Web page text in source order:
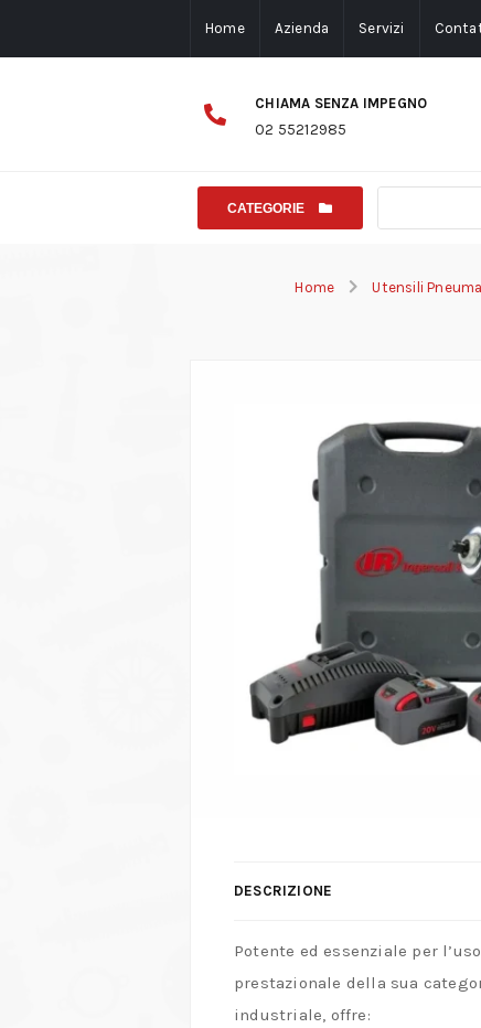
Home Azienda Servizi
CHIAMA SENZA IMPEGNO
02 55212985
CATEGORIE
Home Utensili
DESCRIZIONE
Potente ed essenziale per
prestazionale della sua
industriale, offre: